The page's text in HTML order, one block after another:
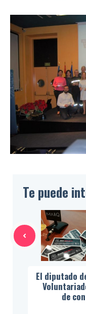
Te puede
El diputado
de